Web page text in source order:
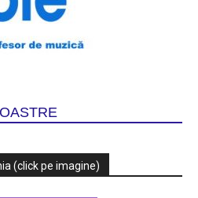
(click pe imagine)